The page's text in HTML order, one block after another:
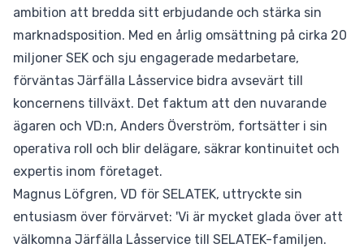
ambition att bredda sitt erbjudande och stärka sin
marknadsposition. Med en årlig omsättning på cirka 20
miljoner SEK och sju engagerade medarbetare,
förväntas Järfälla Låsservice bidra avsevärt till
koncernens tillväxt. Det faktum att den nuvarande
ägaren och VD:n, Anders Överström, fortsätter i sin
operativa roll och blir delägare, säkrar kontinuitet och
expertis inom företaget.
Magnus Löfgren, VD för SELATEK, uttryckte sin
entusiasm över förvärvet: 'Vi är mycket glada över att
välkomna Järfälla Låsservice till SELATEK-familjen.